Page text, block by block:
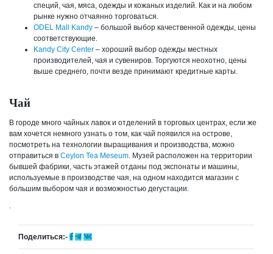
специй, чая, мяса, одежды и кожаных изделий. Как и на любом
рынке нужно отчаянно торговаться.
ODEL Mall Kandy – большой выбор качественной одежды, цены
соответствующие.
Kandy City Center – хороший выбор одежды местных
производителей, чая и сувениров. Торгуются неохотно, цены
выше среднего, почти везде принимают кредитные карты.
Чай
В городе много чайных лавок и отделений в торговых центрах, если же
вам хочется немного узнать о том, как чай появился на острове,
посмотреть на технологии выращивания и производства, можно
отправиться в Ceylon Tea Meseum . Музей расположен на территории
бывшей фабрики, часть этажей отданы под экспонаты и машины,
используемые в производстве чая, на одном находится магазин с
большим выбором чая и возможностью дегустации.
Поделиться:-